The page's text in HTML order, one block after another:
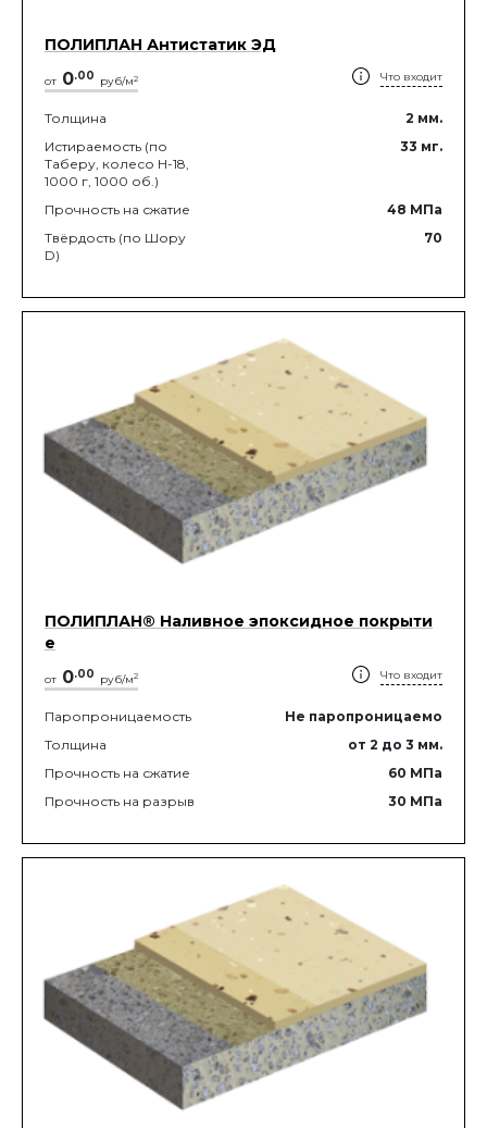
ПОЛИПЛАН Антистатик ЭД
от 0.00 руб/м2 Что входит
Толщина 2 мм.
Истираемость (по
Таберу, колесо Н-18,
1000 г, 1000 об.)
33 мг.
Прочность на сжатие 48 МПа
Твёрдость (по Шору
D)
70
ПОЛИПЛАН® Наливное эпоксидное покрыти
е
от 0.00 руб/м2 Что входит
Паропроницаемость
Не паропроницаемо
Толщина
от 2 до 3 мм.
Прочность на сжатие
60 МПа
Прочность на разрыв
30 МПа